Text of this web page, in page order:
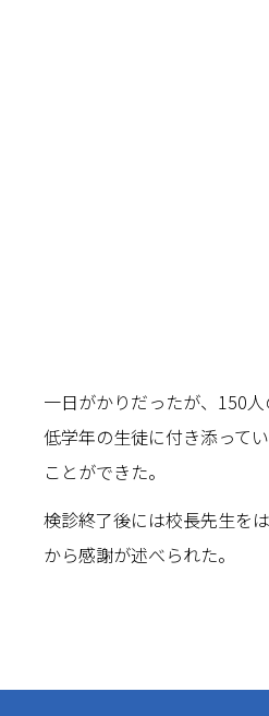
一日がかりだったが、150人
低学年の生徒に付き添って
ことができた。
検診終了後には校長先生を
から感謝が述べられた。